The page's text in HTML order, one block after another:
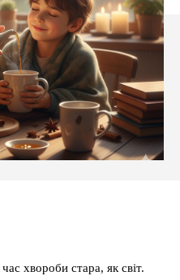
хвороби стара, як світ.